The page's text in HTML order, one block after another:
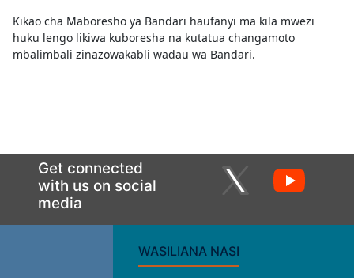
Kikao cha Maboresho ya Bandari haufanyi ma kila mwezi
huku lengo likiwa kuboresha na kutatua changamoto
mbalimbali zinazowakabli wadau wa Bandari.
Get connected
with us on social
media
WASILIANA NASI